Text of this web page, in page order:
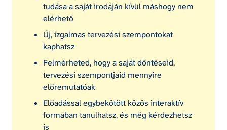
tudása a saját irodáján kívül máshogy nem
elérhető
Új, izgalmas tervezési szempontokat
kaphatsz
Felmérheted, hogy a saját döntéseid,
tervezési szempontjaid mennyire
előremutatóak
Előadással egybekötött közös interaktív
formában tanulhatsz, és még kérdezhetsz
is